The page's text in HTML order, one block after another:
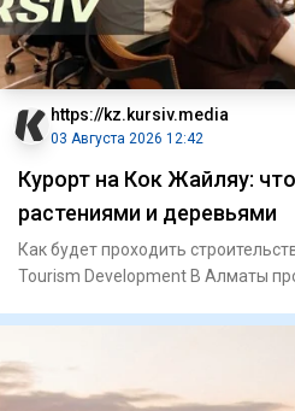
https://kz.kursiv.media
03 Августа 2026 12:42
Курорт на Кок Жайляу:
растениями и деревьями
Как будет проходить
Tourism Development В Алматы